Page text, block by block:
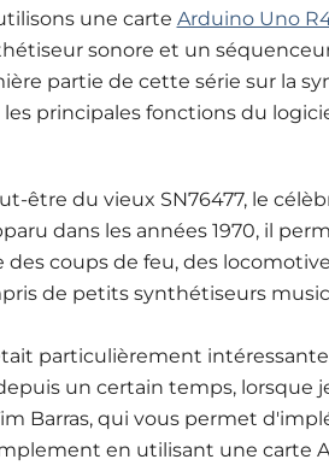
une carte Arduino Uno
sonore et un
partie de cette série sur la
principales fonctions du
être du vieux SN76477, le
dans les années 1970, il
coups de feu, des
de petits synthétiseurs
particulièrement
un certain temps, lorsque
Barras, qui vous permet
en utilisant une carte